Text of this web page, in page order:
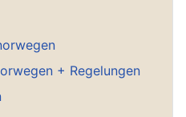
+ Regelungen